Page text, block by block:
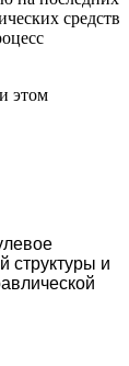
средств
этом
структуры и